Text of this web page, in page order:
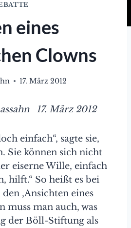
eines
Clowns
17. März 2012
17. März 2012
einfach“, sagte sie,
Sie können sich nicht
eiserne Wille, einfach
hilft.“ So heißt es bei
‚Ansichten eines
muss man auch, was
der Böll-Stiftung als